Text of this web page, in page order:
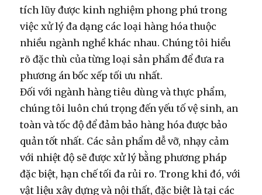
tích lũy được kinh nghiệm phong phú trong
việc xử lý đa dạng các loại hàng hóa thuộc
nhiều ngành nghề khác nhau. Chúng tôi hiểu
rõ đặc thù của từng loại sản phẩm để đưa ra
phương án bốc xếp tối ưu nhất.
Đối với ngành hàng tiêu dùng và thực phẩm,
chúng tôi luôn chú trọng đến yếu tố vệ sinh, an
toàn và tốc độ để đảm bảo hàng hóa được bảo
quản tốt nhất. Các sản phẩm dễ vỡ, nhạy cảm
với nhiệt độ sẽ được xử lý bằng phương pháp
đặc biệt, hạn chế tối đa rủi ro. Trong khi đó, với
vật liệu xây dựng và nội thất, đặc biệt là tại các